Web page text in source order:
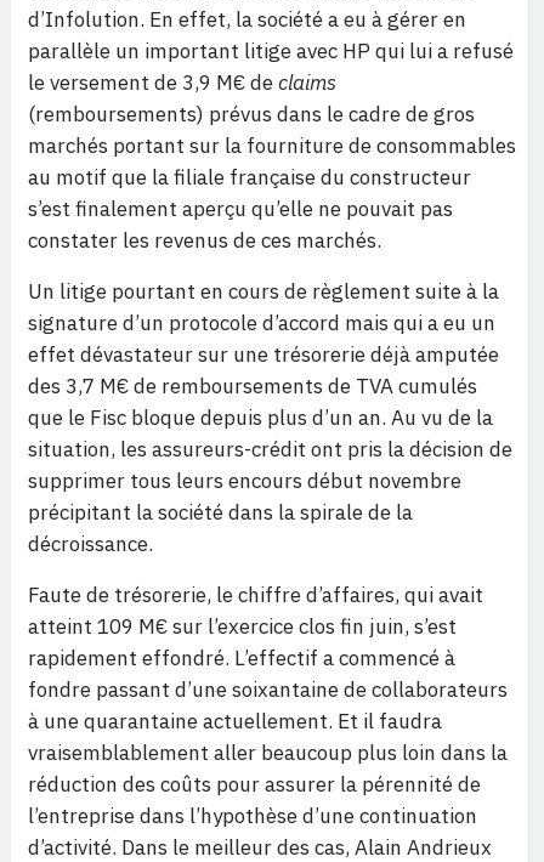
d’Infolution. En effet, la société a eu à gérer en
parallèle un important litige avec HP qui lui a refusé
le versement de 3,9 M€ declaims
(remboursements) prévus dans le cadre de gros
marchés portant sur la fourniture de consommables
au motif que la filiale française du constructeur
s’est finalement aperçu qu’elle ne pouvait pas
constater les revenus de ces marchés.
Un litige pourtant en cours de règlement suite à la
signature d’un protocole d’accord mais qui a eu un
effet dévastateur sur une trésorerie déjà amputée
des 3,7 M€ de remboursements de TVA cumulés
que le Fisc bloque depuis plus d’un an. Au vu de la
situation, les assureurs-crédit ont pris la décision de
supprimer tous leurs encours début novembre
précipitant la société dans la spirale de la
décroissance.
Faute de trésorerie, le chiffre d’affaires, qui avait
atteint 109 M€ sur l’exercice clos fin juin, s’est
rapidement effondré. L’effectif a commencé à
fondre passant d’une soixantaine de collaborateurs
à une quarantaine actuellement. Et il faudra
vraisemblablement aller beaucoup plus loin dans la
réduction des coûts pour assurer la pérennité de
l’entreprise dans l’hypothèse d’une continuation
d’activité. Dans le meilleur des cas, Alain Andrieux